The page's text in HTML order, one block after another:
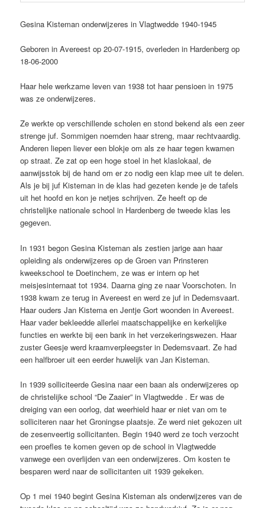
Gesina Kisteman onderwijzeres in Vlagtwedde 1940-1945
Geboren in Avereest op 20-07-1915, overleden in Hardenberg op
18-06-2000
Haar hele werkzame leven van 1938 tot haar pensioen in 1975
was ze onderwijzeres.
Ze werkte op verschillende scholen en stond bekend als een zeer
strenge juf. Sommigen noemden haar streng, maar rechtvaardig.
Anderen liepen liever een blokje om als ze haar tegen kwamen
op straat. Ze zat op een hoge stoel in het klaslokaal, de
aanwijsstok bij de hand om er zo nodig een klap mee uit te delen.
Als je bij juf Kisteman in de klas had gezeten kende je de tafels
uit het hoofd en kon je netjes schrijven. Ze heeft op de
christelijke nationale school in Hardenberg de tweede klas les
gegeven.
In 1931 begon Gesina Kisteman als zestien jarige aan haar
opleiding als onderwijzeres op de Groen van Prinsteren
kweekschool te Doetinchem, ze was er intern op het
meisjesinternaat tot 1934. Daarna ging ze naar Voorschoten. In
1938 kwam ze terug in Avereest en werd ze juf in Dedemsvaart.
Haar ouders Jan Kistema en Jentje Gort woonden in Avereest.
Haar vader bekleedde allerlei maatschappelijke en kerkelijke
functies en werkte bij een bank in het verzekeringswezen. Haar
zuster Geesje werd kraamverpleegster in Dedemsvaart. Ze had
een halfbroer uit een eerder huwelijk van Jan Kisteman.
In 1939 solliciteerde Gesina naar een baan als onderwijzeres op
de christelijke school “De Zaaier” in Vlagtwedde . Er was de
dreiging van een oorlog, dat weerhield haar er niet van om te
solliciteren naar het Groningse plaatsje. Ze werd niet gekozen uit
de zesenveertig sollicitanten. Begin 1940 werd ze toch verzocht
een proefles te komen geven op de school in Vlagtwedde
vanwege een overlijden van een onderwijzeres. Om kosten te
besparen werd naar de sollicitanten uit 1939 gekeken.
Op 1 mei 1940 begint Gesina Kisteman als onderwijzeres van de